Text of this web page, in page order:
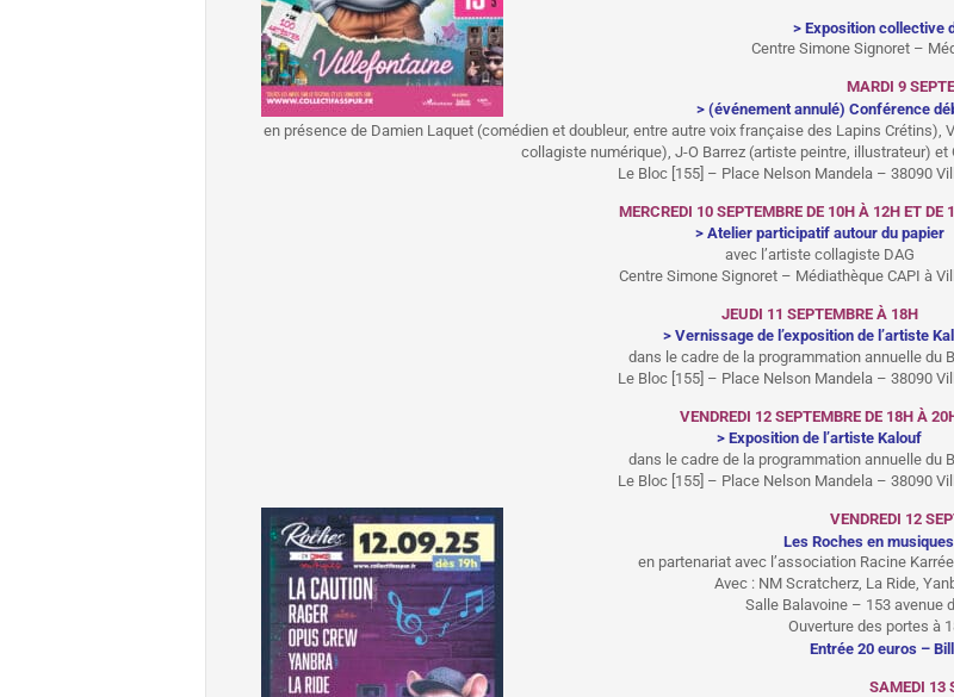
> Exposition collective
Centre Simone Signoret –
MARDI 9
> (événement annulé) Conférence
en présence de Damien Laquet (comédien et doubleur, entre autre voix française des Lapins
collagiste numérique), J-O Barrez (artiste peintre, illustrateur) et
Le Bloc [155] – Place Nelson Mandela – 38090
MERCREDI 10 SEPTEMBRE DE 10H À 12H ET DE
> Atelier participatif autour du papier
avec l’artiste collagiste DAG
Centre Simone Signoret – Médiathèque CAPI à
JEUDI 11 SEPTEMBRE À 18H
> Vernissage de l’exposition de l’artiste
dans le cadre de la programmation annuelle du
Le Bloc [155] – Place Nelson Mandela – 38090
VENDREDI 12 SEPTEMBRE DE 18H À
> Exposition de l’artiste Kalouf
dans le cadre de la programmation annuelle du
Le Bloc [155] – Place Nelson Mandela – 38090
VENDREDI 12
Les Roches en
en partenariat avec l’association Racine
Avec : NM Scratcherz, La Ride,
Salle Balavoine – 153 avenue
Ouverture des portes à
Entrée 20 euros –
SAMEDI 13